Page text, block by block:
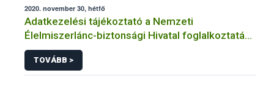
2020. november 30, hétfő
Adatkezelési tájékoztató a Nemzeti
Élelmiszerlánc-biztonsági Hivatal foglalkoztatási
jogviszony létesítésének előkészítéséhez, illetve
kezdeményezéséhez, kiválasztási eljáráshoz,
önéletrajzok/álláspályázatok adatainak
TOVÁBB >